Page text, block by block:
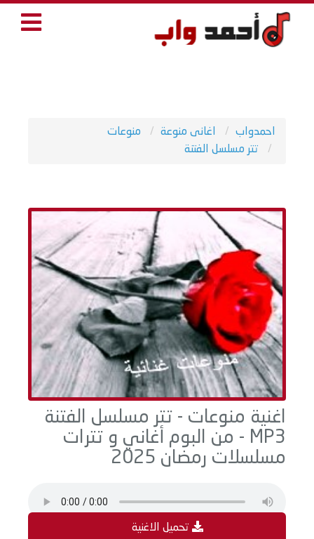
احمدواب اغانى منوعة
منوعات
تتر مسلسل الفتنة
اغنية منوعات - تتر مسلسل الفتنة
MP3 - من البوم أغاني و تترات
مسلسلات رمضان 2025
تحميل الاغنية